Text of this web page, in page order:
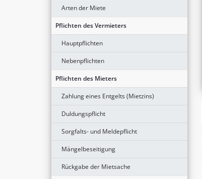
Arten der Miete
Pflichten des Vermieters
Hauptpflichten
Nebenpflichten
Pflichten des Mieters
Zahlung eines Entgelts (Mietzins)
Duldungspflicht
Sorgfalts- und Meldepflicht
Mängelbeseitigung
Rückgabe der Mietsache